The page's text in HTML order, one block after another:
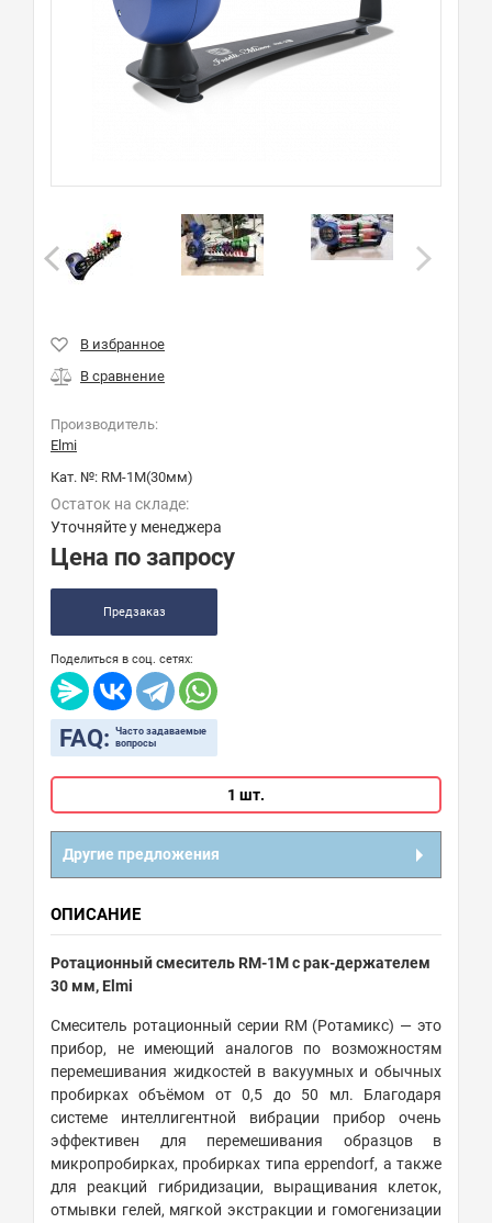
Производитель:
Elmi
Кат. №: RM-1M(30мм)
Остаток на складе:
Уточняйте у менеджера
Цена по запросу
Предзаказ
Поделиться в соц. сетях:
FAQ: Часто задаваемые
вопросы
1 шт.
Другие предложения
ОПИСАНИЕ
Ротационный смеситель RM-1M с рак-держателем
30 мм, Elmi
Смеситель ротационный серии RM (Ротамикс) — это
прибор, не имеющий аналогов по возможностям
перемешивания жидкостей в вакуумных и обычных
пробирках объёмом от 0,5 до 50 мл. Благодаря
системе интеллигентной вибрации прибор очень
эффективен для перемешивания образцов в
микропробирках, пробирках типа eppendorf, а также
для реакций гибридизации, выращивания клеток,
отмывки гелей, мягкой экстракции и гомогенизации